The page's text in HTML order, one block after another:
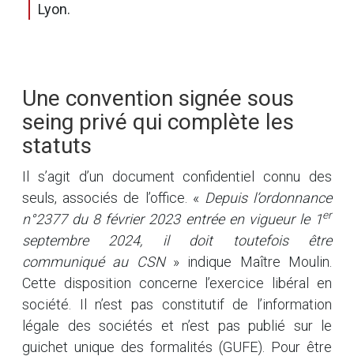
Lyon.
Une convention signée sous
seing privé qui complète les
statuts
Il s’agit d’un document confidentiel connu des
seuls, associés de l’office. « Depuis l’ordonnance
n°2377 du 8 février 2023 entrée en vigueur le 1er
septembre 2024, il doit toutefois être
communiqué au CSN» indique Maître Moulin.
Cette disposition concerne l’exercice libéral en
société. Il n’est pas constitutif de l’information
légale des sociétés et n’est pas publié sur le
guichet unique des formalités (GUFE). Pour être